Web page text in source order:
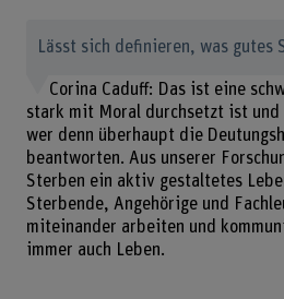
Lässt sich definieren, was gutes
Corina Caduff: Das ist eine
stark mit Moral durchsetzt ist
wer denn überhaupt die
beantworten. Aus unserer
Sterben ein aktiv gestaltetes
Sterbende, Angehörige und
miteinander arbeiten und
immer auch Leben.